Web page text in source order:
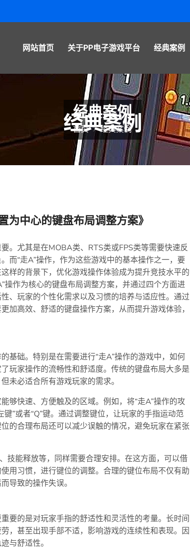
网站首页 关于PP电子游戏平台 经典案例
经典案例
首页 经典案例
为中心的键盘布局调整方案》
。尤其是在MOBA类、RTS类或FPS类等需要快速反
而“走A”操作，作为这些游戏中的基本操作之一，要
样的背景下，优化游戏操作体验成为提升竞技水平的
操作为核心的键盘布局调整方案，并通过四个方面进
、玩家的个性化需求以及习惯的培养与适应性。通过
加高效、舒适的键盘操作方案，从而提升游戏体验，
基础。特别是在需要进行“走A”操作的游戏中，如何
玩家操作的流畅性和舒适度。传统的键盘布局大多是
未必适合所有游戏玩家的需求。
够快速、方便触及的区域。例如，将“走A”操作的攻
”或者“Q”键。通过调整键位，让玩家的手指运动范
的合理布局还可以减少误触的情况，避免玩家在紧张
技能释放等，同样需要合理安排。在这方面，可以借
用习惯，进行键位的调整。合理的键位布局不仅有助
导致的操作失误。
要的是对玩家手指的舒适性和灵活性的考量。长时间
，甚至出现手部不适，影响游戏的连续性和表现。因
与舒适性。